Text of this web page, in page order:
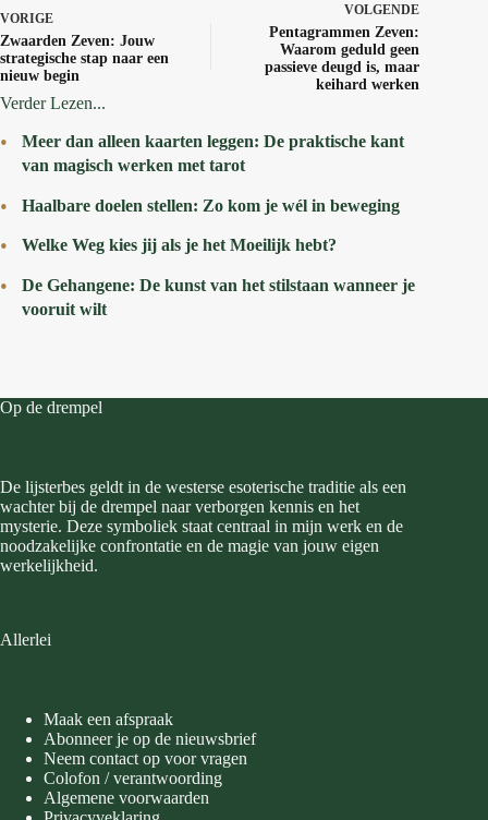
VORIGE
Zwaarden Zeven: Jouw
strategische stap naar een
nieuw begin
VOLGENDE
Pentagrammen Zeven:
Waarom geduld geen
passieve deugd is, maar
keihard werken
Verder Lezen...
Meer dan alleen kaarten leggen: De praktische kant
van magisch werken met tarot
Haalbare doelen stellen: Zo kom je wél in beweging
Welke Weg kies jij als je het Moeilijk hebt?
De Gehangene: De kunst van het stilstaan wanneer je
vooruit wilt
Op de drempel
De lijsterbes geldt in de westerse esoterische traditie als een
wachter bij de drempel naar verborgen kennis en het
mysterie. Deze symboliek staat centraal in mijn werk en de
noodzakelijke confrontatie en de magie van jouw eigen
werkelijkheid.
Allerlei
Maak een afspraak
Abonneer je op de nieuwsbrief
Neem contact op voor vragen
Colofon / verantwoording
Algemene voorwaarden